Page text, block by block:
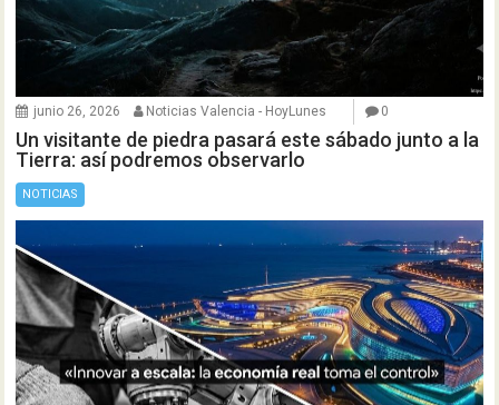
junio 26, 2026 Noticias Valencia - HoyLunes 0
Un visitante de piedra pasará este sábado junto a la
Tierra: así podremos observarlo
NOTICIAS